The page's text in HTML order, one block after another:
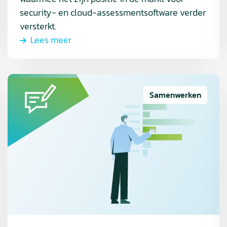
security- en cloud-assessmentsoftware verder
versterkt.
Lees meer
Samenwerken
Lees
meer
Monitoring
control,
projectmanagement.